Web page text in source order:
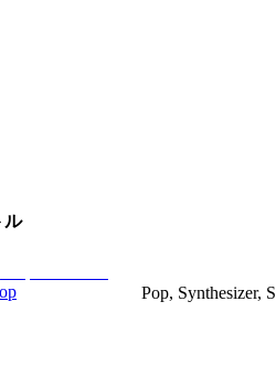
ル
Pop, Synthesizer,